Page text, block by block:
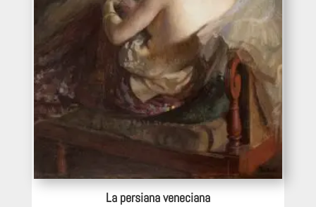
La persiana veneciana